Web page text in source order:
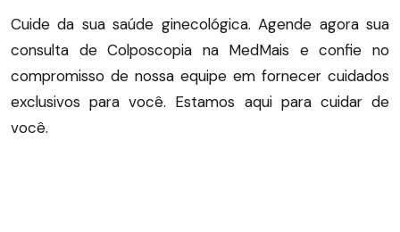
Cuide da sua saúde ginecológica.Agende agora sua
consulta de Colposcopia na MedMais e confie no
compromisso de nossa equipe em fornecer cuidados
exclusivos para você. Estamos aqui para cuidar de
você.